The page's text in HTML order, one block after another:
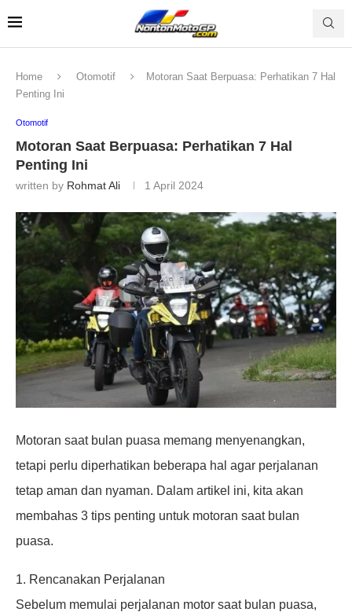
Home Otomotif
Motoran Saat Berpuasa: Perhatikan 7 Hal
Penting Ini
Otomotif
Motoran Saat Berpuasa: Perhatikan 7 Hal
Penting Ini
written by Rohmat Ali 1 April 2024
Motoran saat bulan puasa memang menyenangkan,
tetapi perlu diperhatikan beberapa hal agar perjalanan
tetap aman dan nyaman. Dalam artikel ini, kita akan
membahas 3 tips penting untuk motoran saat bulan
puasa.
1. Rencanakan Perjalanan
Sebelum memulai perjalanan motor saat bulan puasa,